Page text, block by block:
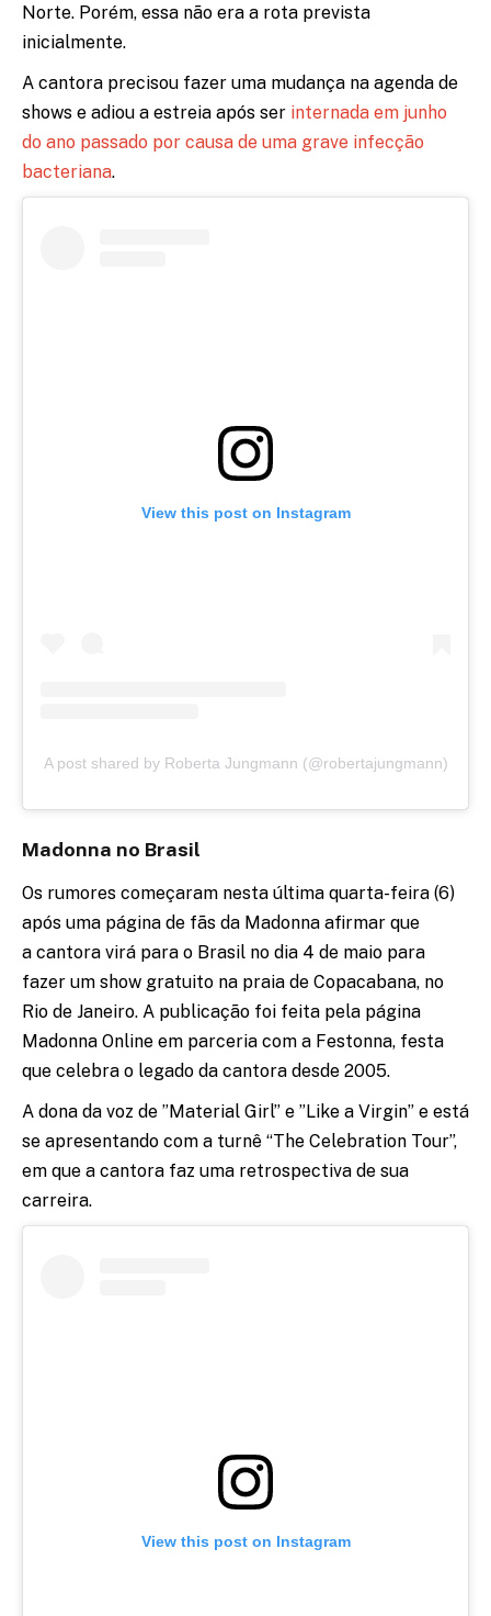
Norte. Porém, essa não era a rota prevista
inicialmente.
A cantora precisou fazer uma mudança na agenda de
shows e adiou a estreia após ser internada em junho
do ano passado por causa de uma grave infecção
bacteriana.
View this post on Instagram
A post shared by Roberta Jungmann (@robertajungmann)
Madonna no Brasil
Os rumores começaram nesta última quarta-feira (6)
após uma página de fãs da Madonna afirmar que
a cantora virá para o Brasil no dia 4 de maio para
fazer um show gratuito na praia de Copacabana, no
Rio de Janeiro. A publicação foi feita pela página
Madonna Online em parceria com a Festonna, festa
que celebra o legado da cantora desde 2005.
A dona da voz de ”Material Girl” e ”Like a Virgin” e está
se apresentando com a turnê “The Celebration Tour”,
em que a cantora faz uma retrospectiva de sua
carreira.
View this post on Instagram